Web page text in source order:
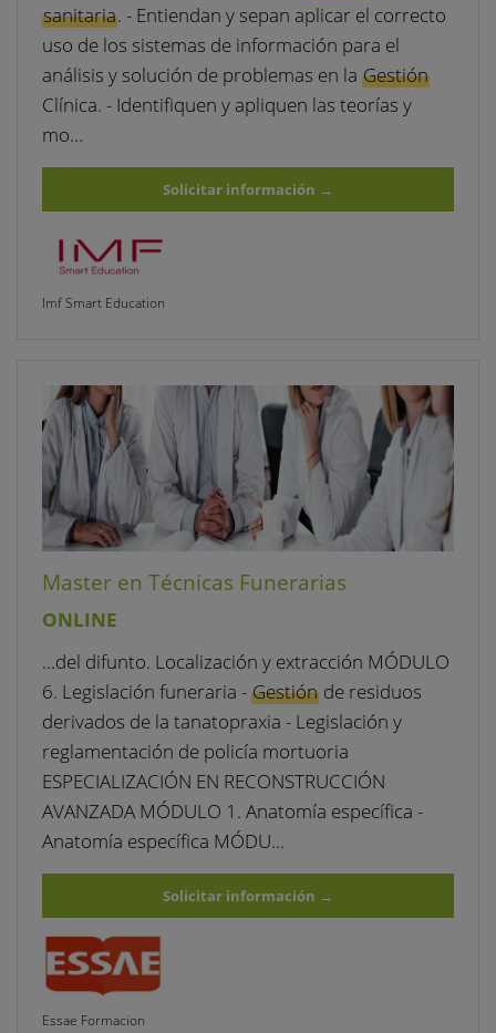
sanitaria. - Entiendan y sepan aplicar el correcto
uso de los sistemas de información para el
análisis y solución de problemas en la Gestión
Clínica. - Identifiquen y apliquen las teorías y
mo…
Solicitar información →
Imf Smart Education
Master en Técnicas Funerarias
ONLINE
…del difunto. Localización y extracción MÓDULO
6. Legislación funeraria - Gestiónde residuos
derivados de la tanatopraxia - Legislación y
reglamentación de policía mortuoria
ESPECIALIZACIÓN EN RECONSTRUCCIÓN
AVANZADA MÓDULO 1. Anatomía específica -
Anatomía específica MÓDU…
Solicitar información →
Essae Formacion